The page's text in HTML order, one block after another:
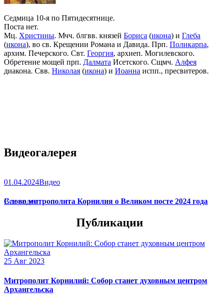
Седмица 10-я по Пятидесятнице.
Поста нет.
Мц. Христины. Мчч. блгвв. князей Бориса (икона) и Глеба
(икона), во св. Крещении Романа и Давида. Прп. Поликарпа,
архим. Печерского. Свт. Георгия, архиеп. Могилевского.
Обретение мощей прп. Далмата Исетского. Сщмч. Алфея
диакона. Свв. Николая (икона) и Иоанна испп., пресвитеров.
Видеогалерея
01.04.2024Видео
Слово митрополита Корнилия о Великом посте 2024 года
Все видео
Публикации
25 Авг 2023
Митрополит Корнилий: Собор станет духовным центром
Архангельска